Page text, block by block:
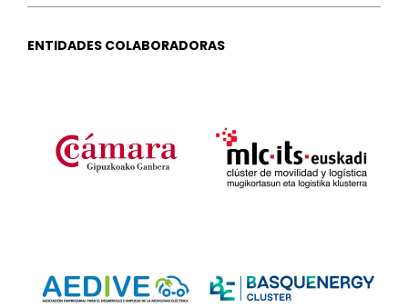
ENTIDADES COLABORADORAS